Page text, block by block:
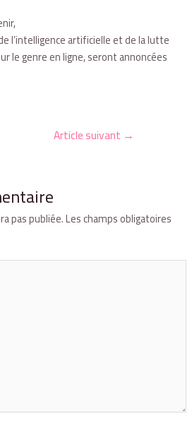
l’intelligence artificielle et de la lutte
le genre en ligne, seront annoncées
Article suivant →
pas publiée.Les champs obligatoires